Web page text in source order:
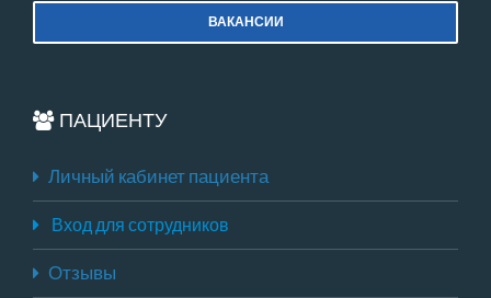
ВАКАНСИИ
ПАЦИЕНТУ
Личный кабинет пациента
Вход для сотрудников
Отзывы